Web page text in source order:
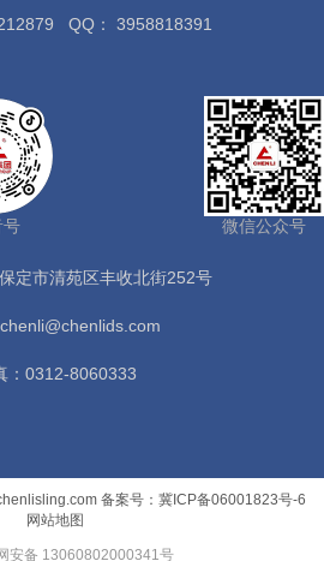
QQ： 3958818391
号 微信公众号
定市清苑区丰收北街252号
：0312-8060333
备案号：冀ICP备06001823号-6
网站地图
安备 13060802000341号